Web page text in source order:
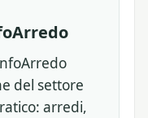
del settore
arredi,